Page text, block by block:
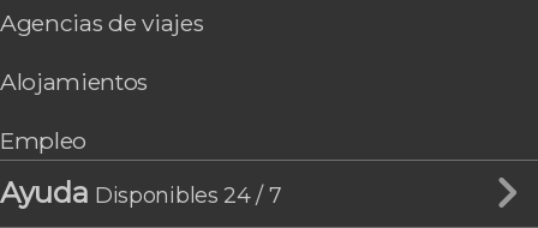
Agencias de viajes
Alojamientos
Empleo
Ayuda Disponibles 24 / 7